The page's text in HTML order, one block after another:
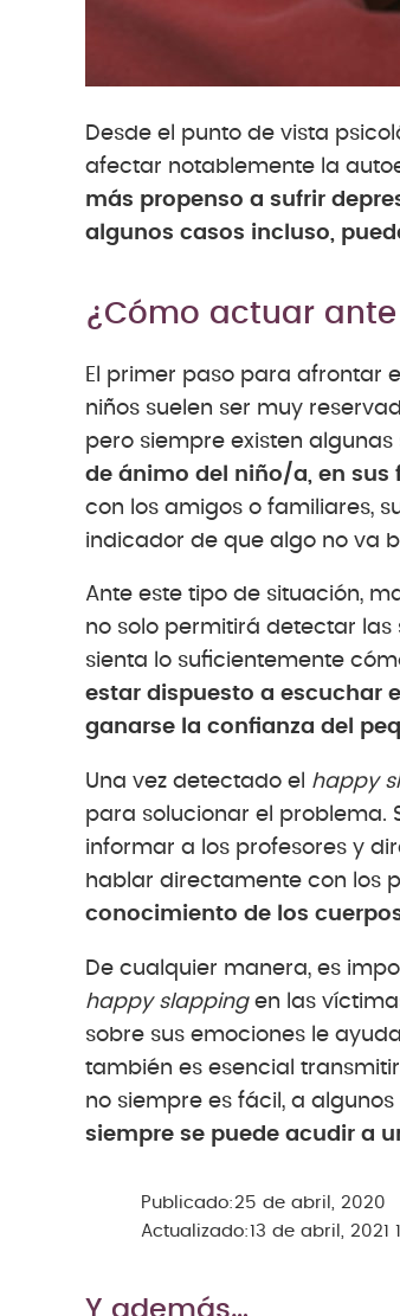
Desde el punto de vista
afectar notablemente la
más propenso a sufrir
algunos casos incluso,
¿Cómo actuar
El primer paso para afrontar el
niños suelen ser muy
pero siempre existen
de ánimo del niño/a, en
con los amigos o familiares,
indicador de que algo no va
Ante este tipo de situación,
no solo permitirá detectar
sienta lo suficientemente
estar dispuesto a escuchar
ganarse la confianza del
Una vez detectado el happy
para solucionar el problema.
informar a los profesores y
hablar directamente con los
conocimiento de los
De cualquier manera, es
happy slappingen las
sobre sus emociones le
también es esencial
no siempre es fácil, a
siempre se puede acudir a
Publicado: 25 de abril, 2020
Actualizado:13 de abril, 2021
Y además…